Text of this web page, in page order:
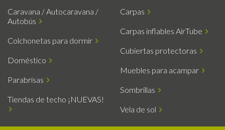
Caravana / Autocaravana /
Autobús
Carpas
Carpas inflables AirTube
Colchonetas para dormir
Cubiertas protectoras
Doméstico
Muebles para acampar
Parabrisas
Sombrillas
Tiendas de techo ¡NUEVAS!
Vela de sol